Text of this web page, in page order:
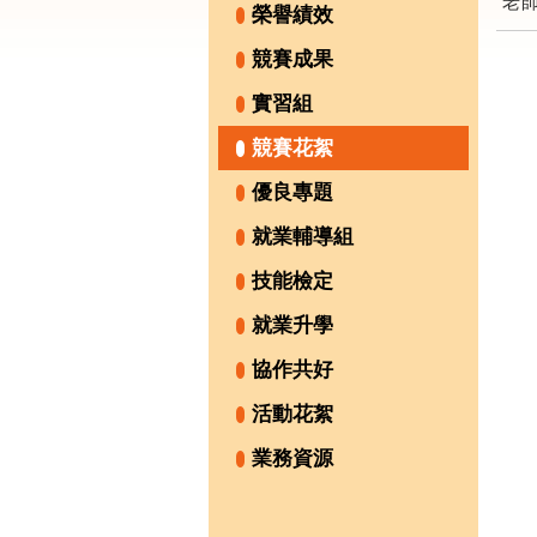
榮譽績效
競賽成果
實習組
競賽花絮
優良專題
就業輔導組
技能檢定
就業升學
協作共好
活動花絮
業務資源